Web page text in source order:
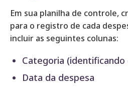
Em sua planilha de controle,
para o registro de cada
incluir as seguintes colunas:
Categoria
Data da despesa